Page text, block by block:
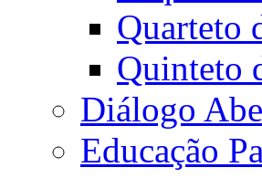
Quarteto
Quinteto
Diálogo
Educação